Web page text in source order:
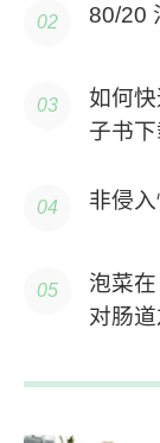
80/20
如何
子书
非侵
泡菜
对肠